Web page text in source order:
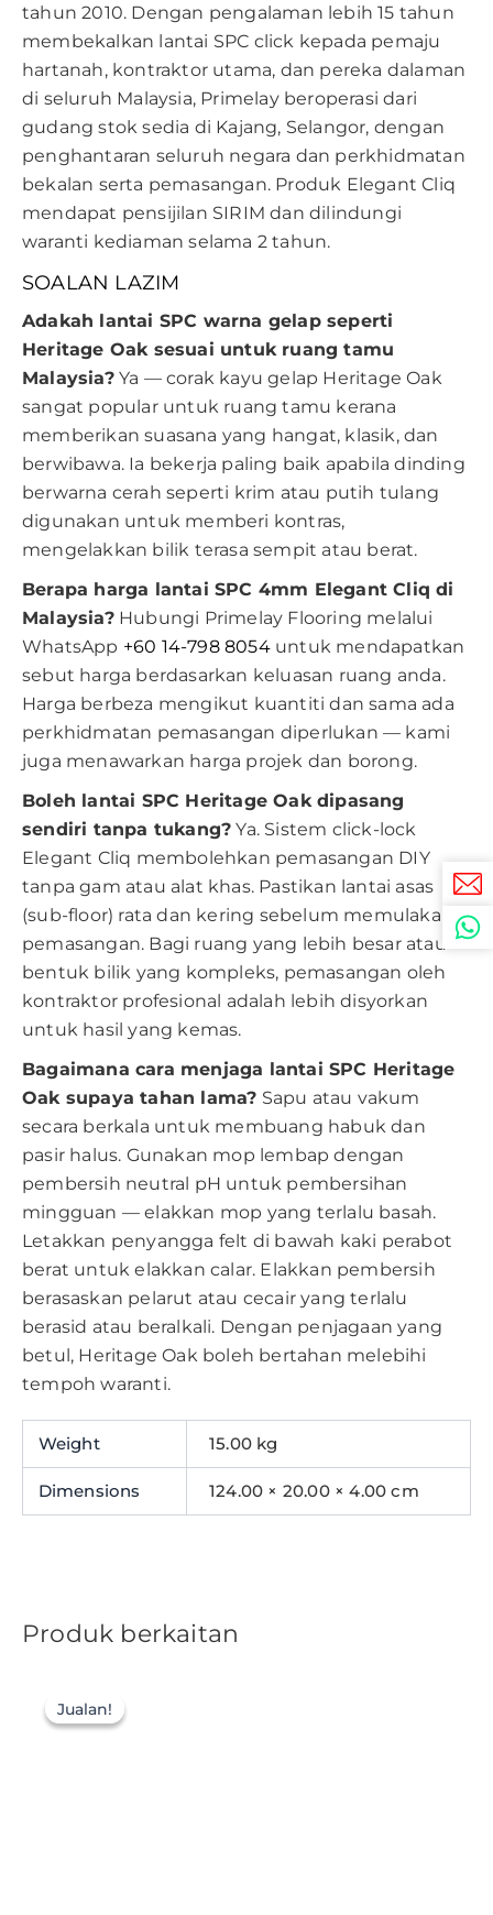
tahun 2010. Dengan pengalaman lebih 15 tahun
membekalkan lantai SPC click kepada pemaju
hartanah, kontraktor utama, dan pereka dalaman
di seluruh Malaysia, Primelay beroperasi dari
gudang stok sedia di Kajang, Selangor, dengan
penghantaran seluruh negara dan perkhidmatan
bekalan serta pemasangan. Produk Elegant Cliq
mendapat pensijilan SIRIM dan dilindungi
waranti kediaman selama 2 tahun.
SOALAN LAZIM
Adakah lantai SPC warna gelap seperti
Heritage Oak sesuai untuk ruang tamu
Malaysia?Ya — corak kayu gelap Heritage Oak
sangat popular untuk ruang tamu kerana
memberikan suasana yang hangat, klasik, dan
berwibawa. Ia bekerja paling baik apabila dinding
berwarna cerah seperti krim atau putih tulang
digunakan untuk memberi kontras,
mengelakkan bilik terasa sempit atau berat.
Berapa harga lantai SPC 4mm Elegant Cliq di
Malaysia?Hubungi Primelay Flooring melalui
WhatsApp +60 14-798 8054untuk mendapatkan
sebut harga berdasarkan keluasan ruang anda.
Harga berbeza mengikut kuantiti dan sama ada
perkhidmatan pemasangan diperlukan — kami
juga menawarkan harga projek dan borong.
Boleh lantai SPC Heritage Oak dipasang
sendiri tanpa tukang? Ya. Sistem click-lock
Elegant Cliq membolehkan pemasangan DIY
tanpa gam atau alat khas. Pastikan lantai asas
(sub-floor) rata dan kering sebelum memulakan
pemasangan. Bagi ruang yang lebih besar atau
bentuk bilik yang kompleks, pemasangan oleh
kontraktor profesional adalah lebih disyorkan
untuk hasil yang kemas.
Bagaimana cara menjaga lantai SPC Heritage
Oak supaya tahan lama? Sapu atau vakum
secara berkala untuk membuang habuk dan
pasir halus. Gunakan mop lembap dengan
pembersih neutral pH untuk pembersihan
mingguan — elakkan mop yang terlalu basah.
Letakkan penyangga felt di bawah kaki perabot
berat untuk elakkan calar. Elakkan pembersih
berasaskan pelarut atau cecair yang terlalu
berasid atau beralkali. Dengan penjagaan yang
betul, Heritage Oak boleh bertahan melebihi
tempoh waranti.
Weight 15.00 kg
Dimensions 124.00 × 20.00 × 4.00 cm
Produk berkaitan
Jualan!
Jualan!